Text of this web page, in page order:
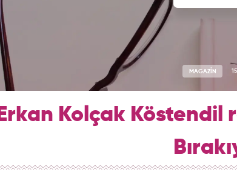
MAGAZİN
Erkan Kolçak Köstendil